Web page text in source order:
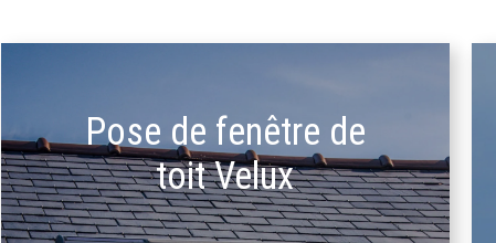
Pose de fenêtre de
toit Velux